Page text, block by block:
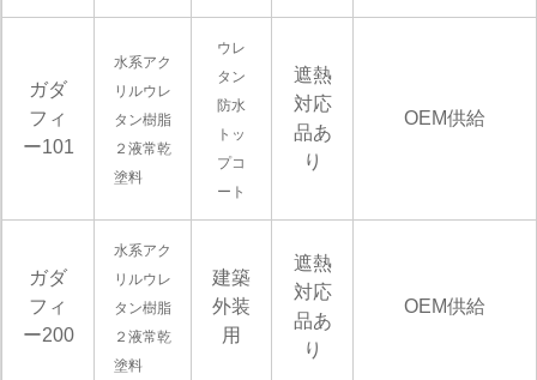
ガダ
フィ
ー101
水系アク
リルウレ
タン樹脂
２液常乾
塗料
ウレ
タン
防水
トッ
プコ
ート
遮熱
対応
品あ
り
OEM供給
ガダ
フィ
ー200
水系アク
リルウレ
タン樹脂
２液常乾
塗料
建築
外装
用
遮熱
対応
品あ
り
OEM供給